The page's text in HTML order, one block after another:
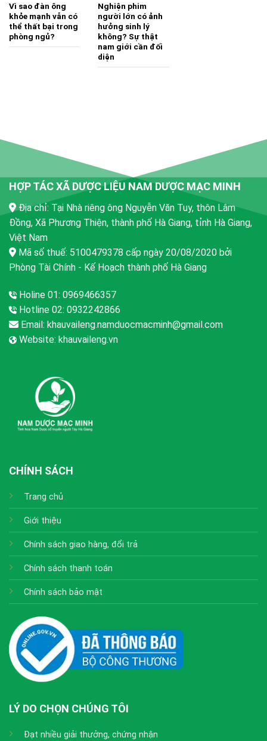
Vì sao đàn ông
khỏe mạnh vẫn có
thể thất bại trong
phòng ngủ?
Nghiện phim
người lớn có ảnh
hưởng sinh lý
không? Sự thật
nam giới cần đối
diện
HỢP TÁC XÃ DƯỢC LIỆU NAM DƯỢC MẠC MINH
Địa chỉ: Tại Nhà riêng ông Nguyễn Văn Tuy, thôn Lâm
Đồng, Xã Phương Thiện, thành phố Hà Giang, tỉnh Hà Giang,
Việt Nam
Mã số thuế: 5100479378 cấp ngày 20/08/2020 bởi
Phòng Tài Chính - Kế Hoạch thành phố Hà Giang
Holine 01: 0969466357
Hotline 02: 0932242866
Email: khauvaileng.namduocmacminh@gmail.com
Website: khauvaileng.vn
CHÍNH SÁCH
Trang chủ
Giới thiệu
Chính sách giao hàng, đổi trả
Chính sách thanh toán
Chính sách bảo mật
LÝ DO CHỌN CHÚNG TÔI
Đạt nhiều giải thưởng, chứng nhận